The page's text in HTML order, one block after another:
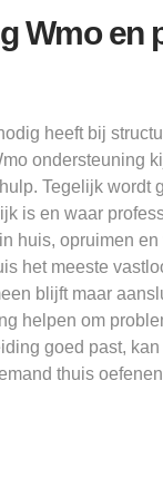
Wmo en
heeft bij
ondersteuning
Tegelijk wordt
is en waar
huis, opruimen
het meeste
blijft maar
helpen om
goed past,
thuis